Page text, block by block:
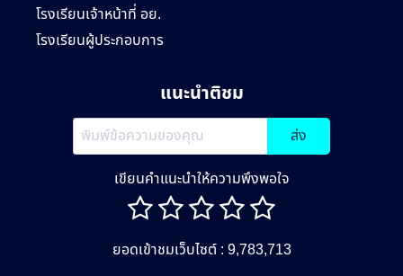
โรงเรียนเจ้าหน้าที่ อย.
โรงเรียนผู้ประกอบการ
แนะนำติชม
ส่ง
เขียนคำแนะนำให้ความพึงพอใจ
ยอดเข้าชมเว็บไซต์ : 9,783,713